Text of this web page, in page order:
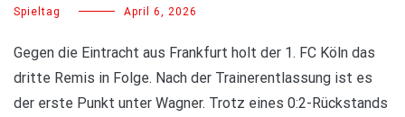
Spieltag April 6, 2026
Gegen die Eintracht aus Frankfurt holt der 1. FC Köln das
dritte Remis in Folge. Nach der Trainerentlassung ist es
der erste Punkt unter Wagner. Trotz eines 0:2-Rückstands